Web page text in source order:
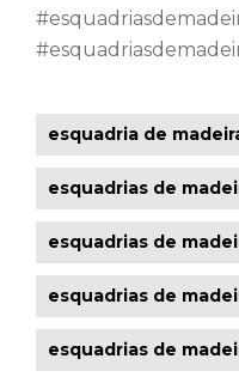
esquadria de
esquadrias de
esquadrias de
esquadrias de
esquadrias de